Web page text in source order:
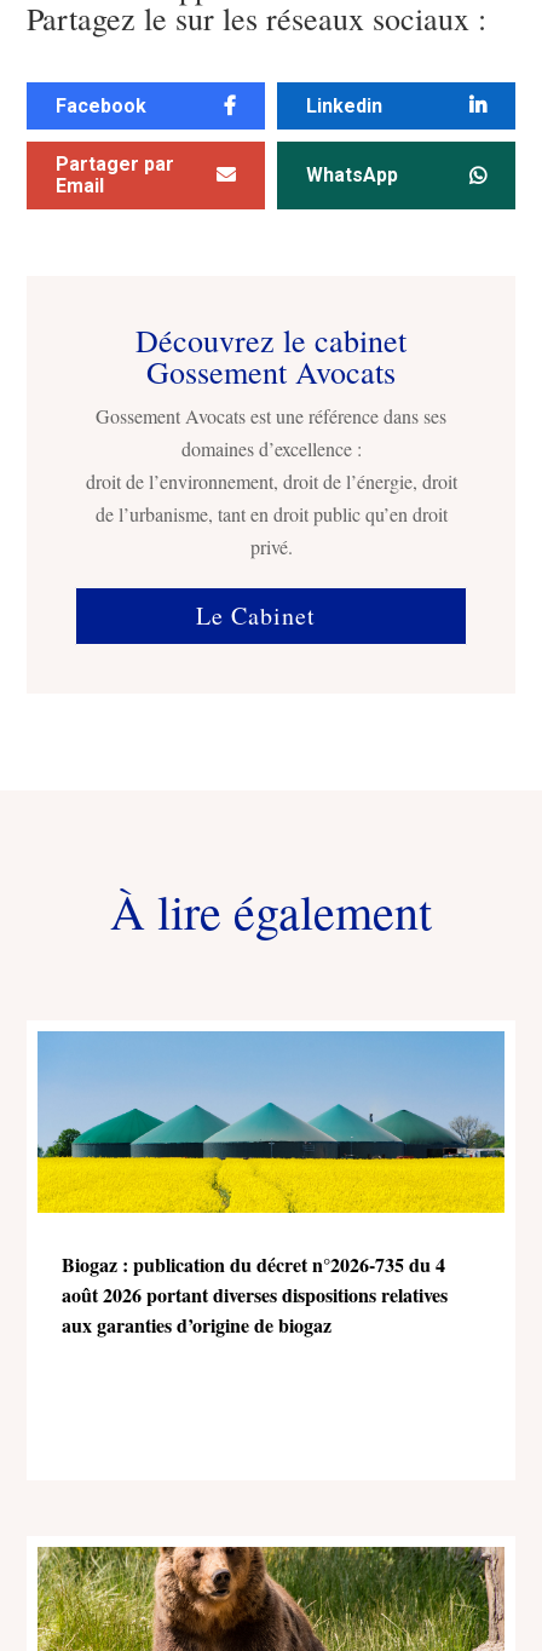
Partagez le sur les réseaux sociaux :
Facebook Linkedin
Partager par
Email
WhatsApp
Découvrez le cabinet
Gossement Avocats
Gossement Avocats est une référence dans ses
domaines d’excellence :
droit de l’environnement, droit de l’énergie, droit
de l’urbanisme, tant en droit public qu’en droit
privé.
Le Cabinet
À lire également
Biogaz : publication du décret n°2026-735 du 4
août 2026 portant diverses dispositions relatives
aux garanties d’origine de biogaz